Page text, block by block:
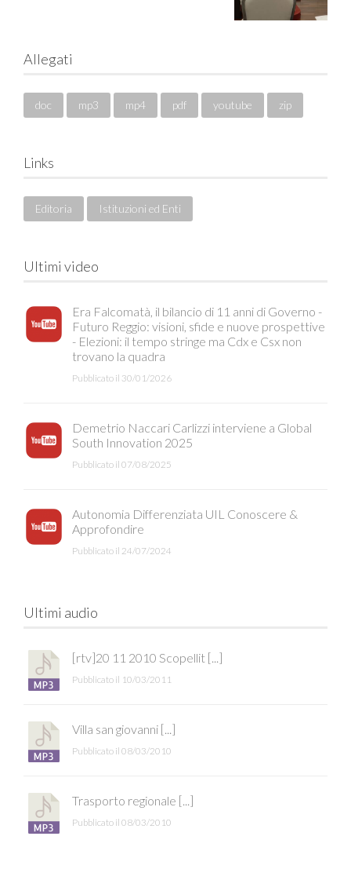
Allegati
doc mp3 mp4 pdf youtube zip
Links
Editoria Istituzioni ed Enti
Ultimi video
Era Falcomatà, il bilancio di 11 anni di Governo -
Futuro Reggio: visioni, sfide e nuove prospettive
- Elezioni: il tempo stringe ma Cdx e Csx non
trovano la quadra
Pubblicato il 30/01/2026
Demetrio Naccari Carlizzi interviene a Global
South Innovation 2025
Pubblicato il 07/08/2025
Autonomia Differenziata UIL Conoscere &
Approfondire
Pubblicato il 24/07/2024
Ultimi audio
[rtv]20 11 2010 Scopellit [...]
Pubblicato il 10/03/2011
Villa san giovanni [...]
Pubblicato il 08/03/2010
Trasporto regionale [...]
Pubblicato il 08/03/2010